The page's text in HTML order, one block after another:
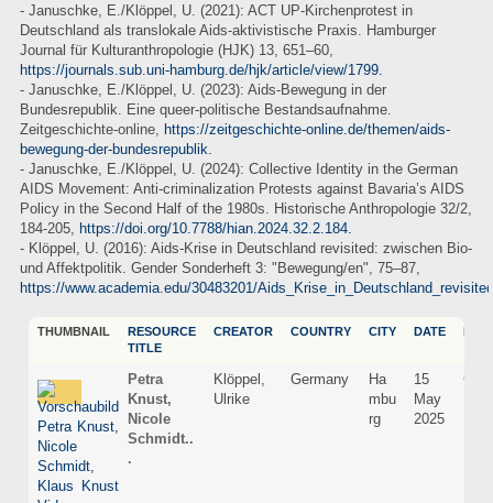
- Januschke, E./Klöppel, U. (2021): ACT UP-Kirchenprotest in
Deutschland als translokale Aids-aktivistische Praxis. Hamburger
Journal für Kulturanthropologie (HJK) 13, 651–60,
https://journals.sub.uni-hamburg.de/hjk/article/view/1799.
- Januschke, E./Klöppel, U. (2023): Aids-Bewegung in der
Bundesrepublik. Eine queer-politische Bestandsaufnahme.
Zeitgeschichte-online, https://zeitgeschichte-online.de/themen/aids-
bewegung-der-bundesrepublik.
- Januschke, E./Klöppel, U. (2024): Collective Identity in the German
AIDS Movement: Anti-criminalization Protests against Bavaria’s AIDS
Policy in the Second Half of the 1980s. Historische Anthropologie 32/2,
184-205, https://doi.org/10.7788/hian.2024.32.2.184.
- Klöppel, U. (2016): Aids-Krise in Deutschland revisited: zwischen Bio-
und Affektpolitik. Gender Sonderheft 3: "Bewegung/en", 75–87,
https://www.academia.edu/30483201/
THUMBNAIL
RESOURCE
TITLE
CREATOR COUNTRY CITY DATE
Petra
Knust,
Nicole
Schmidt..
.
Klöppel,
Ulrike
Germany
Ha
mbu
rg
15
May
2025